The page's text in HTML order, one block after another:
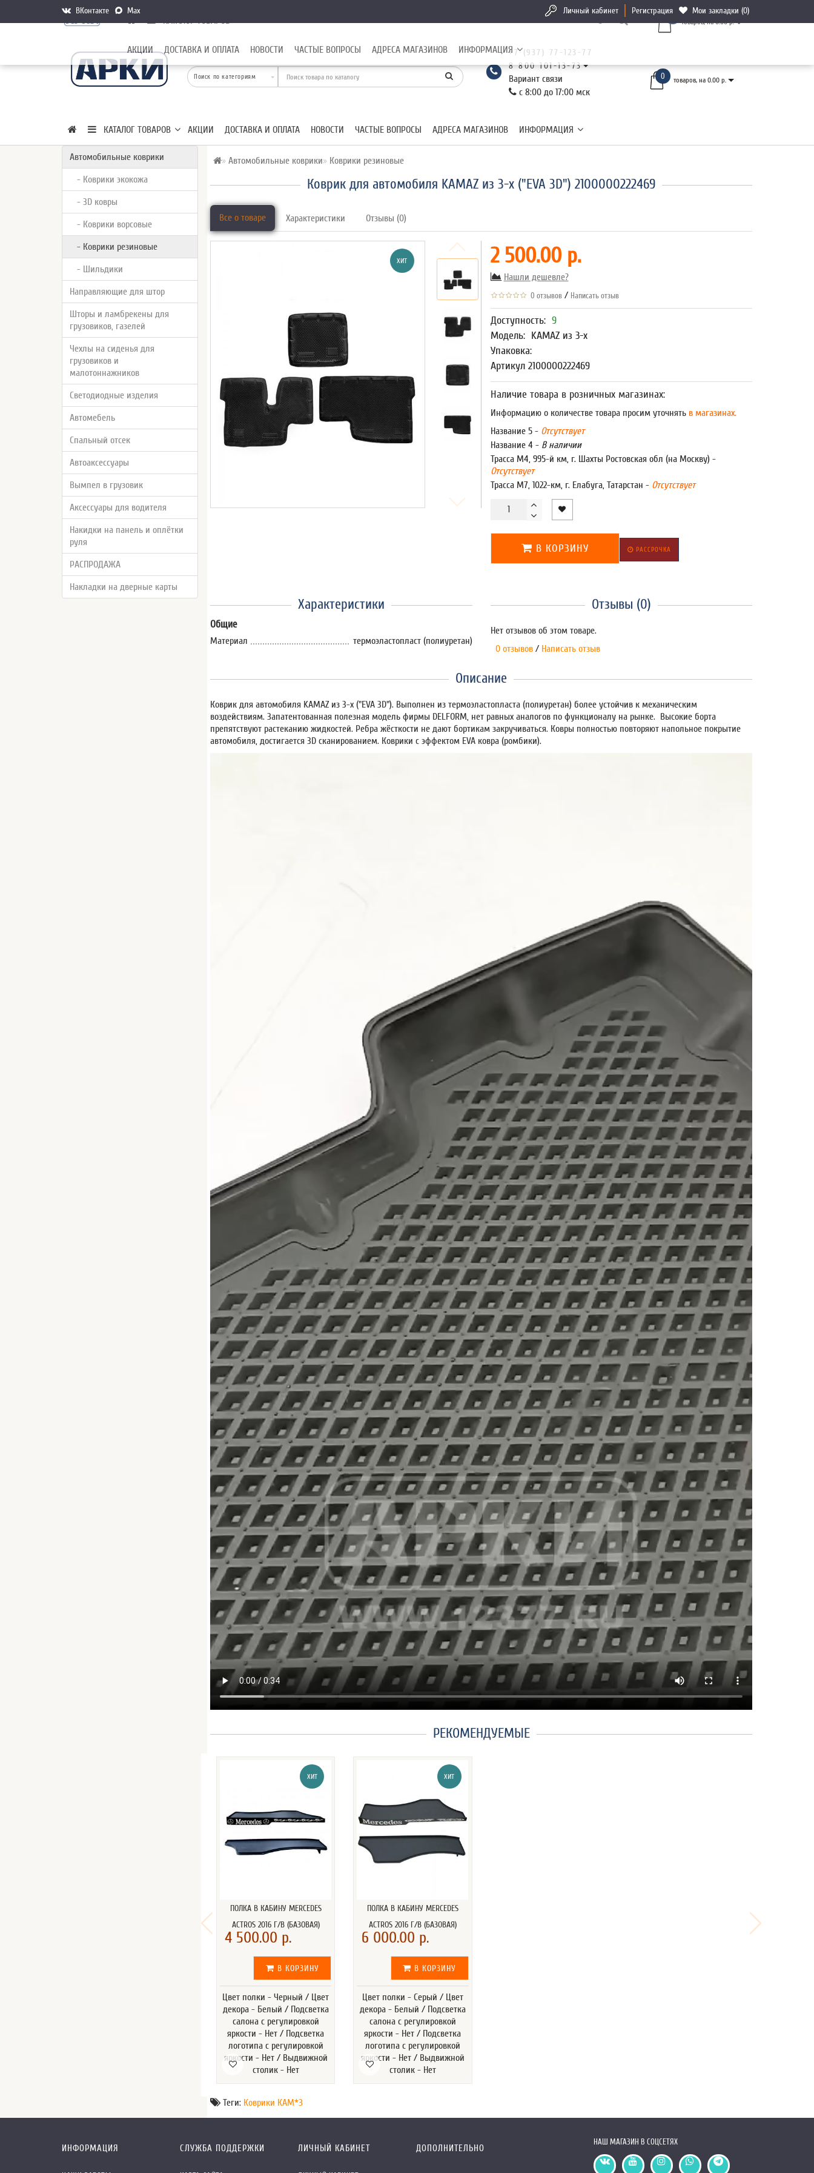
КАТАЛОГ ТОВАРОВ
АКЦИИ ДОСТАВКА И ОПЛАТА НОВОСТИ ЧАСТЫЕ ВОПРОСЫ АДРЕСА МАГАЗИНОВ ИНФОРМАЦИЯ
товаров, на 0.00 р.
ВКонтакте Max Личный кабинет Регистрация Мои закладки (0)
+7 (937) 77-123-77
8 800 101-13-73
Вариант связи
с 8:00 до 17:00 мск
0 товаров, на 0.00 р.
КАТАЛОГ ТОВАРОВ АКЦИИ ДОСТАВКА И ОПЛАТА НОВОСТИ ЧАСТЫЕ ВОПРОСЫ АДРЕСА МАГАЗИНОВ ИНФОРМАЦИЯ
Автомобильные коврики
- Коврики экокожа
- 3D ковры
- Коврики ворсовые
- Коврики резиновые
- Шильдики
Направляющие для штор
Шторы и ламбрекены для
грузовиков, газелей
Чехлы на сиденья для
грузовиков и
малотоннажников
Светодиодные изделия
Автомебель
Спальный отсек
Автоаксессуары
Вымпел в грузовик
Аксессуары для водителя
Накидки на панель и оплётки
руля
РАСПРОДАЖА
Накладки на дверные карты
Автомобильные коврики Коврики резиновые
Коврик для автомобиля KAMAZ из 3-х ("EVA 3D") 2100000222469
Все о товаре Характеристики Отзывы (0)
ХИТ 2 500.00 р.
Нашли дешевле?
0 отзывов / Написать отзыв
Доступность: 9
Модель: KAMAZ из 3-х
Упаковка:
Артикул 2100000222469
Наличие товара в розничных магазинах:
Информацию о количестве товара просим уточнятьв магазинах.
Название 5 - Отсутствует
Название 4 - В наличии
Трасса М4, 995-й км, г. Шахты Ростовская обл (на Москву) -
Отсутствует
Трасса М7, 1022-км, г. Елабуга, Татарстан - Отсутствует
В КОРЗИНУ РАССРОЧКА
Характеристики
Общие
Материал термоэластопласт (полиуретан)
Отзывы (0)
Нет отзывов об этом товаре.
0 отзывов / Написать отзыв
Описание
Коврик для автомобиля KAMAZ из 3-х ("EVA 3D"). Выполнен из термоэластопласта (полиуретан) более устойчив к механическим
воздействиям. Запатентованная полезная модель фирмы DELFORM, нет равных аналогов по функционалу на рынке. Высокие борта
препятствуют растеканию жидкостей. Ребра жёсткости не дают бортикам закручиваться. Ковры полностью повторяют напольное покрытие
автомобиля, достигается 3D сканированием. Коврики с эффектом EVA ковра (ромбики).
РЕКОМЕНДУЕМЫЕ
ХИТ
ПОЛКА В КАБИНУ MERCEDES
ACTROS 2016 Г/В (БАЗОВАЯ)
4 500.00 р.
В КОРЗИНУ
Цвет полки - Черный / Цвет
декора - Белый / Подсветка
салона с регулировкой
яркости - Нет / Подсветка
логотипа с регулировкой
яркости - Нет / Выдвижной
столик - Нет
ХИТ
ПОЛКА В КАБИНУ MERCEDES
ACTROS 2016 Г/В (БАЗОВАЯ)
6 000.00 р.
В КОРЗИНУ
Цвет полки - Серый / Цвет
декора - Белый / Подсветка
салона с регулировкой
яркости - Нет / Подсветка
логотипа с регулировкой
яркости - Нет / Выдвижной
столик - Нет
Теги: Коврики КАМ*З
ИНФОРМАЦИЯ СЛУЖБА ПОДДЕРЖКИ ЛИЧНЫЙ КАБИНЕТ ДОПОЛНИТЕЛЬНО
НАШ МАГАЗИН В СОЦСЕТЯХ